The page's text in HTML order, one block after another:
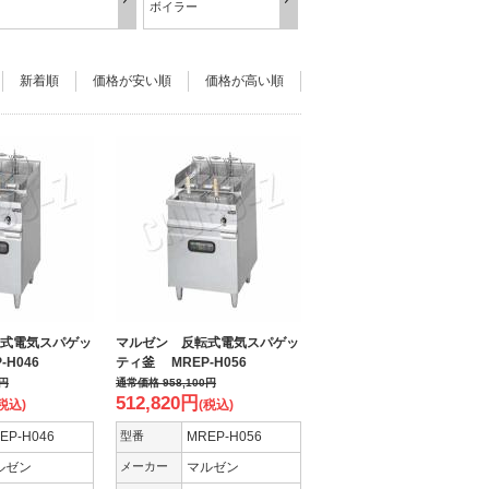
ボイラー
新着順 価格が安い順 価格が高い順
電気スパゲッ
H046
込)
H046
ゼン
マルゼン 反転式電気スパゲッ
ティ釜 MREP-H056
通常価格958,100円
512,820円 (税込)
型番 MREP-H056
メーカー マルゼン